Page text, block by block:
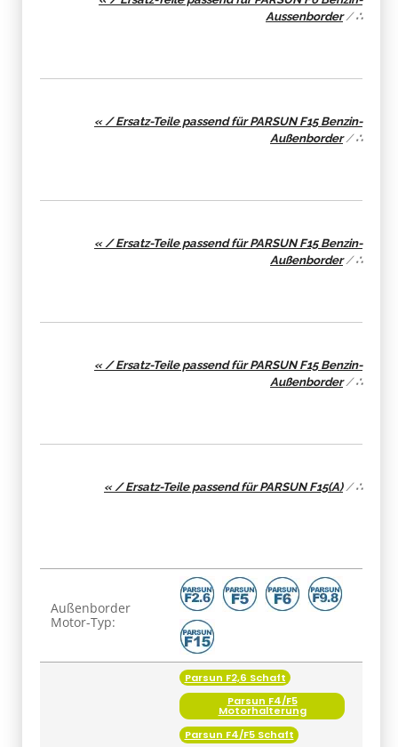
Aussenborder/∴
« / Ersatz-Teile passend für PARSUN F15 Benzin-
Außenborder/∴
« / Ersatz-Teile passend für PARSUN F15 Benzin-
Außenborder/∴
« / Ersatz-Teile passend für PARSUN F15 Benzin-
Außenborder/∴
« / Ersatz-Teile passend für PARSUN F15(A)/∴
Außenborder
Motor-Typ:
Parsun F2,6 Schaft
Parsun F4/F5
Motorhalterung
Parsun F4/F5 Schaft